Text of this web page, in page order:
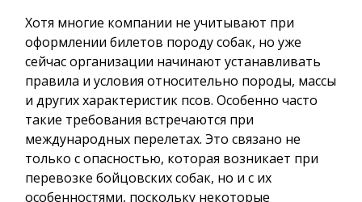
Хотя многие компании не учитывают при
оформлении билетов породу собак, но уже
сейчас организации начинают устанавливать
правила и условия относительно породы, массы
и других характеристик псов. Особенно часто
такие требования встречаются при
международных перелетах. Это связано не
только с опасностью, которая возникает при
перевозке бойцовских собак, но и с их
особенностями, поскольку некоторые